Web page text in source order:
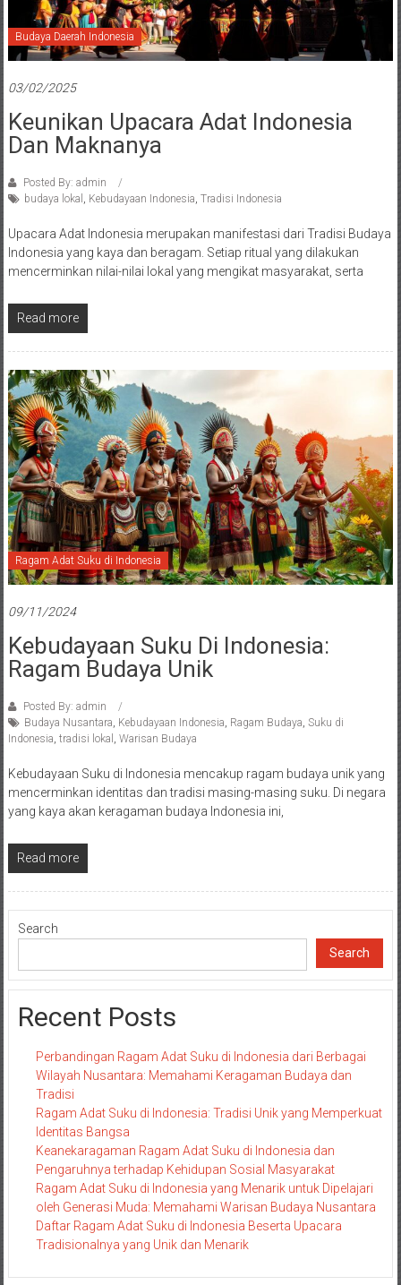
Budaya Daerah Indonesia
03/02/2025
Keunikan Upacara Adat Indonesia
Dan Maknanya
Posted By: admin
budaya lokal
Kebudayaan Indonesia Tradisi Indonesia
Upacara Adat Indonesia merupakan manifestasi dari Tradisi Budaya
Indonesia yang kaya dan beragam. Setiap ritual yang dilakukan
mencerminkan nilai-nilai lokal yang mengikat masyarakat, serta
Read more
Ragam Adat Suku di Indonesia
09/11/2024
Kebudayaan Suku Di Indonesia:
Ragam Budaya Unik
Posted By: admin
Budaya Nusantara, Kebudayaan Indonesia, Ragam Budaya, Suku di
Indonesia, tradisi lokal , Warisan Budaya
Kebudayaan Suku di Indonesia mencakup ragam budaya unik yang
mencerminkan identitas dan tradisi masing-masing suku. Di negara
yang kaya akan keragaman budaya Indonesia ini,
Read more
Search
Search
Recent Posts
Perbandingan Ragam Adat Suku di Indonesia dari Berbagai
Wilayah Nusantara: Memahami Keragaman Budaya dan
Tradisi
Ragam Adat Suku di Indonesia: Tradisi Unik yang Memperkuat
Identitas Bangsa
Keanekaragaman Ragam Adat Suku di Indonesia dan
Pengaruhnya terhadap Kehidupan Sosial Masyarakat
Ragam Adat Suku di Indonesia yang Menarik untuk Dipelajari
oleh Generasi Muda: Memahami Warisan Budaya Nusantara
Daftar Ragam Adat Suku di Indonesia Beserta Upacara
Tradisionalnya yang Unik dan Menarik